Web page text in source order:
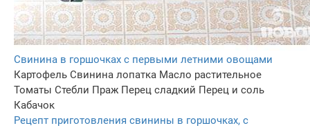
Свинина в горшочках с первыми летними овощами
Картофель Свинина лопатка Масло растительное
Томаты Стебли Праж Перец сладкий Перец и соль
Кабачок
Рецепт приготовления свинины в горшочках, с